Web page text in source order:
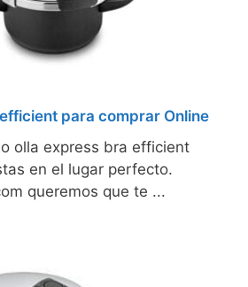
para comprar Online
olla express bra efficient
en el lugar perfecto.
queremos que te ...